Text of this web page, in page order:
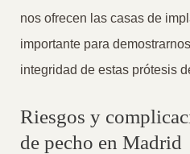
nos ofrecen las casas de
importante para
integridad de estas prótesis
Riesgos y
de pecho en Madrid